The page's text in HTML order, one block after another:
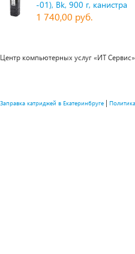
-01), Bk, 900 г, канистра
1 740,00 руб.
Центр компьютерных услуг «ИТ Сервис»
Заправка катриджей в Екатеринбруге |